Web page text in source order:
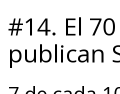
#14. El
publican